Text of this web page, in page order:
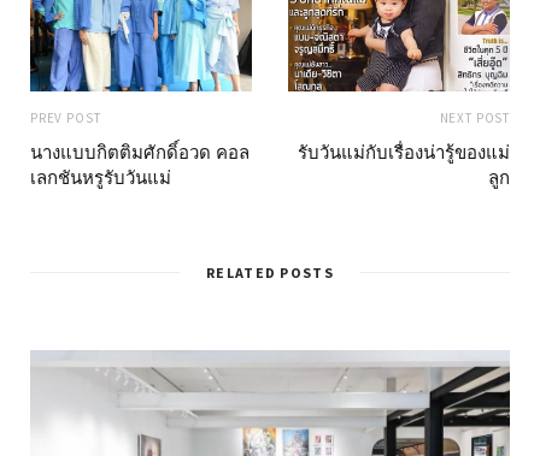
PREV POST
นางแบบกิตติมศักดิ์อวด คอล
เลกชันหรูรับวันแม่
NEXT POST
รับวันแม่กับเรื่องน่ารู้ของแม่
ลูก
RELATED POSTS